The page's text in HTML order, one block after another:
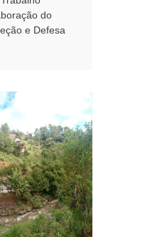
do
e Defesa